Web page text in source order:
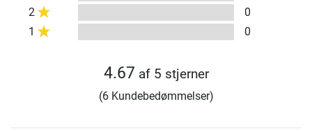
2
0
1
0
4.67 af 5 stjerner
(6 Kundebedømmelser)